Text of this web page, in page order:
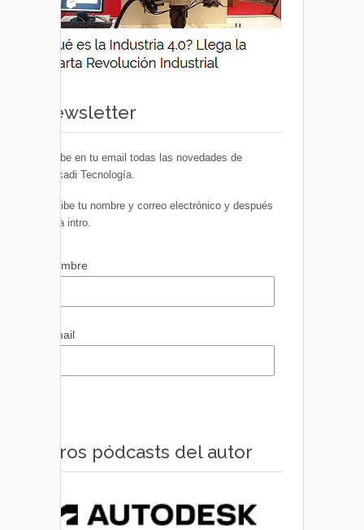
Newsletter
Recibe en tu email todas las novedades de
Euskadi Tecnología.
Escribe tu nombre y correo electrónico y después
pulsa intro.
Nombre
Email
Otros pódcasts del autor